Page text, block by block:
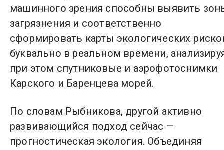
машинного зрения способны выявить
загрязнения и соответственно
сформировать карты экологических
буквально в реальном времени,
при этом спутниковые и аэрофотоснимки
Карского и Баренцева морей.
По словам Рыбникова, другой активно
развивающийся подход сейчас —
прогностическая экология. Объединяя